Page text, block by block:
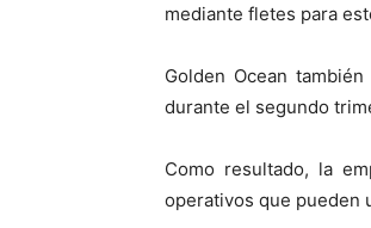
mediante fletes para
Golden Ocean
durante el segundo
Como resultado, la
operativos que pueden